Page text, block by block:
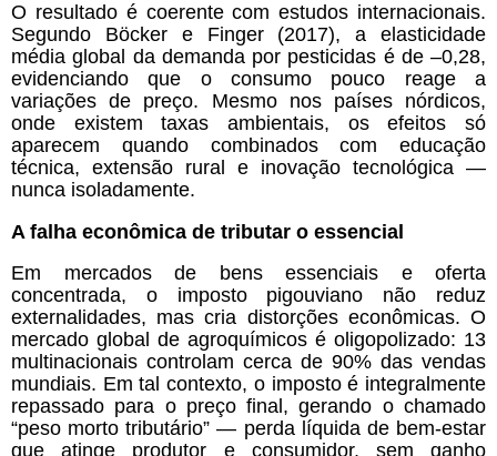
O resultado é coerente com estudos internacionais.
Segundo Böcker e Finger (2017), a elasticidade
média global da demanda por pesticidas é de –0,28,
evidenciando que o consumo pouco reage a
variações de preço. Mesmo nos países nórdicos,
onde existem taxas ambientais, os efeitos só
aparecem quando combinados com educação
técnica, extensão rural e inovação tecnológica —
nunca isoladamente.
A falha econômica de tributar o essencial
Em mercados de bens essenciais e oferta
concentrada, o imposto pigouviano não reduz
externalidades, mas cria distorções econômicas. O
mercado global de agroquímicos é oligopolizado: 13
multinacionais controlam cerca de 90% das vendas
mundiais. Em tal contexto, o imposto é integralmente
repassado para o preço final, gerando o chamado
“peso morto tributário” — perda líquida de bem-estar
que atinge produtor e consumidor, sem ganho